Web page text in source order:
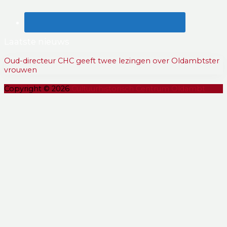
Oud-directeur CHC geeft twee lezingen over Oldambtster
vrouwen
Copyright © 2026 Cultuurhistorisch Centrum Oldambt